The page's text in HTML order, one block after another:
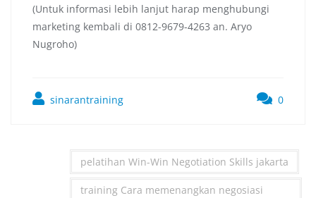
(Untuk informasi lebih lanjut harap menghubungi
marketing kembali di 0812-9679-4263 an. Aryo
Nugroho)
sinarantraining 0
pelatihan Win-Win Negotiation Skills jakarta
training Cara memenangkan negosiasi